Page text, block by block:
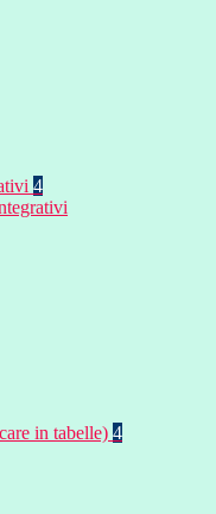
4
in tabelle) 4